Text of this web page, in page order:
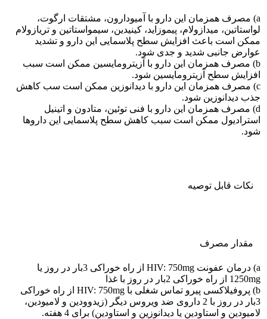
a) مصرف همزمان این دارو با آمیودارون، مشتقات ارگوت،
لواستاتین، میدازولام، پیموزاید، کینیدین، سیمواستاتین و تریازولام
ممکن است باعث افزایش سطح پلاسمایی این دارو و تشدید
عوارض جانبی شدید و جدی شود.
b) مصرف همزمان این دارو با آزیترومایسین ممکن است سبب
افزایش سطح آزیترومایسین شود.
c) مصرف همزمان این دارو با دیدانوزین ممکن است سب کاهش
جذب دیدانوزین شود.
d) مصرف همزمان این دارو با فنی توئین، متادون و اتینیل
استرادیول ممکن است سبب کاهش سطح پلاسمایی این داروها
شود.
نکات قابل توصيه
مقدار مصرف
a) درمان عفونت HIV: 750mg از راه خوراکی 3بار در روز یا
1250mg از راه خوراکی 2بار در روز با غذا
b) پروفیلاکسی پیرو تماس شغلی با HIV: 750mg از راه خوراکی
3بار در روز با 2 داروی ضد ویروس دیگر (زیدوودین و لامیودین،
لامیودین و استاودین یا دیدانوزین و استاودین) برای 4 هفته.